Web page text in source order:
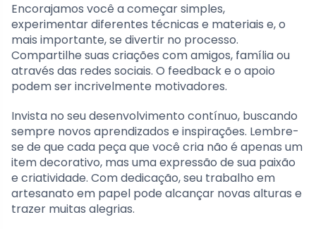
Encorajamos você a começar simples,
experimentar diferentes técnicas e materiais e, o
mais importante, se divertir no processo.
Compartilhe suas criações com amigos, família ou
através das redes sociais. O feedback e o apoio
podem ser incrivelmente motivadores.
Invista no seu desenvolvimento contínuo, buscando
sempre novos aprendizados e inspirações. Lembre-
se de que cada peça que você cria não é apenas um
item decorativo, mas uma expressão de sua paixão
e criatividade. Com dedicação, seu trabalho em
artesanato em papel pode alcançar novas alturas e
trazer muitas alegrias.